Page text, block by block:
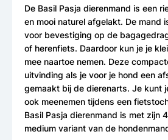
De Basil Pasja dierenmand is een
en mooi naturel afgelakt. De mand
voor bevestiging op de
of herenfiets. Daardoor kun je je
mee naartoe nemen. Deze
uitvinding als je voor je hond een
gemaakt bij de dierenarts. Je kunt
ook meenemen tijdens een
Basil Pasja dierenmand is met zijn
medium variant van de